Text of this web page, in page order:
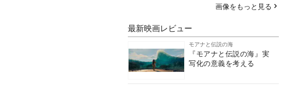
画像をもっと見る
最新映画レビュー
モアナと伝説の海
『モアナと伝説の海』実
写化の意義を考える